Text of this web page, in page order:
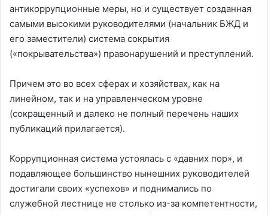
антикоррупционные меры, но и существует созданная
самыми высокими руководителями (начальник БЖД и
его заместители) система сокрытия
(«покрывательства») правонарушений и преступлений.
Причем это во всех сферах и хозяйствах, как на
линейном, так и на управленческом уровне
(сокращенный и далеко не полный перечень наших
публикаций прилагается).
Коррупционная система устоялась с «давних пор», и
подавляющее большинство нынешних руководителей
достигали своих «успехов» и поднимались по
служебной лестнице не столько из-за компетентности,